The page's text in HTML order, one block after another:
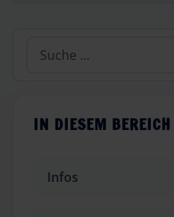
Suchen
IN DIESEM BEREICH
Infos